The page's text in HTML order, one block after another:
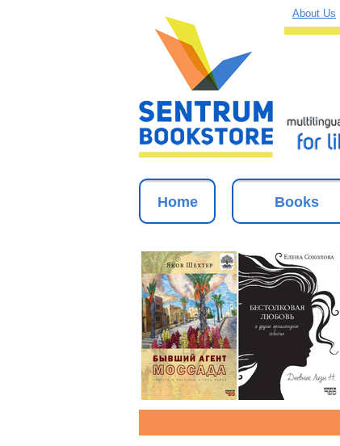
About Us
Home Books